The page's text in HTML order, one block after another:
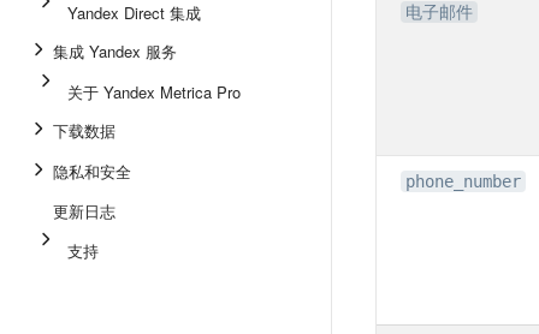
Yandex Direct 集成
集成 Yandex 服务
关于 Yandex Metrica Pro
下载数据
隐私和安全
更新日志
支持
电子邮件
phone_number